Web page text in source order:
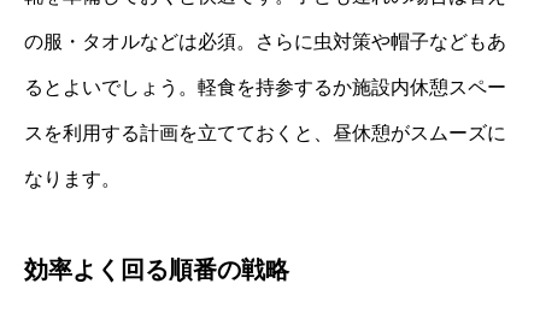
の服・タオルなどは必須。さらに虫対策や帽子などもあ
るとよいでしょう。軽食を持参するか施設内休憩スペー
スを利用する計画を立てておくと、昼休憩がスムーズに
なります。
効率よく回る順番の戦略